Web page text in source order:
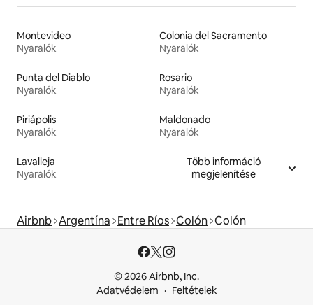
Montevideo
Nyaralók
Colonia del Sacramento
Nyaralók
Punta del Diablo
Nyaralók
Rosario
Nyaralók
Piriápolis
Nyaralók
Maldonado
Nyaralók
Lavalleja
Nyaralók
Több információ
megjelenítése
Airbnb Argentína Entre Ríos Colón Colón
© 2026 Airbnb, Inc.
Adatvédelem
Feltételek